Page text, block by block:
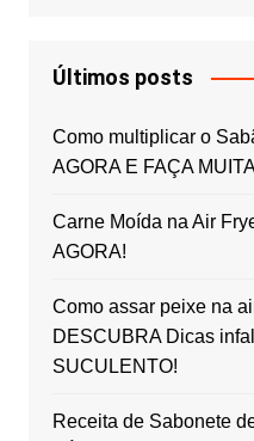
Últimos posts
Como multiplicar o
AGORA E FAÇA
Carne Moída na Air
AGORA!
Como assar peixe na
DESCUBRA Dicas
SUCULENTO!
Receita de Sabonete